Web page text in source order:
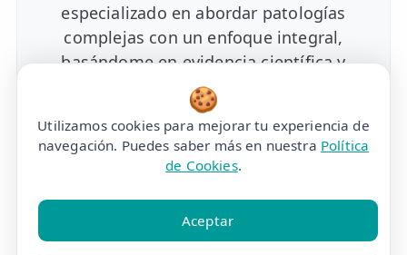
especializado en abordar patologías
complejas con un enfoque integral,
basándome en evidencia científica y
adaptando cada tratamiento a las
necesidades individuales de mis
pacientes.
Más información
🍪
Utilizamos cookies para mejorar tu experiencia de
navegación. Puedes saber más en nuestra Política
de Cookies.
Aceptar